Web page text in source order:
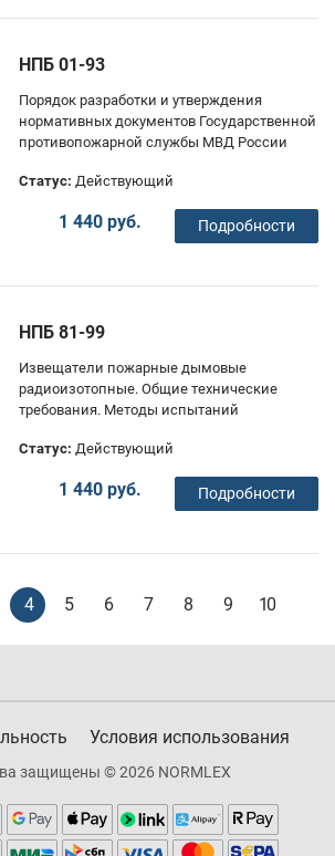
НПБ 01-93
Порядок разработки и утверждения
нормативных документов Государственной
противопожарной службы МВД России
Статус: Действующий
1 440 руб. Подробности
НПБ 81-99
Извещатели пожарные дымовые
радиоизотопные. Общие технические
требования. Методы испытаний
Статус: Действующий
1 440 руб. Подробности
4 5 6 7 8 9 10
Условия использования
защищены © 2026 NORMLEX